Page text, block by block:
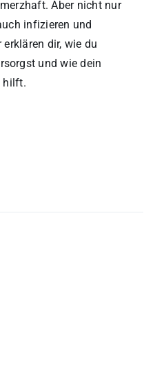
Aber nicht nur
infizieren und
dir, wie du
und wie dein
hilft.